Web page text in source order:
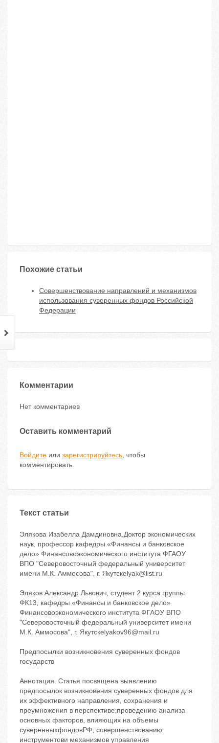
Похожие статьи
Совершенствование направлений и механизмов
использования суверенных фондов Российской
Федерации
Комментарии
Нет комментариев
Оставить комментарий
Войдите или зарегистрируйтесь, чтобы
комментировать.
Текст статьи
Элякова Изабелла Дамдиновна,Доктор экономических
наук, профессор кафедры «Финансы и банковское
дело» Финансовоэкономического института ФГАОУ
ВПО "Северовосточный федеральный университет
имени М.К. Аммосова", г. Якутскelyak@list.ru
Эляков Александр Львович, студент 2 курса группы
ФК13, кафедры «Финансы и банковское дело»
Финансовоэкономического института ФГАОУ ВПО
"Северовосточный федеральный университет имени
М.К. Аммосова", г. Якутскelyakov96@mail.ru
Предпосылки возникновения суверенных фондов
государств
Аннотация. Статья посвящена выявлению
предпосылок возникновения суверенных фондов для
их эффективного направления, сохранения и
преумножения в перспективе;проведению анализа
основных факторов, влияющих на объемы
суверенныхфондовРФ; совершенствованию
инструментови механизмов управления